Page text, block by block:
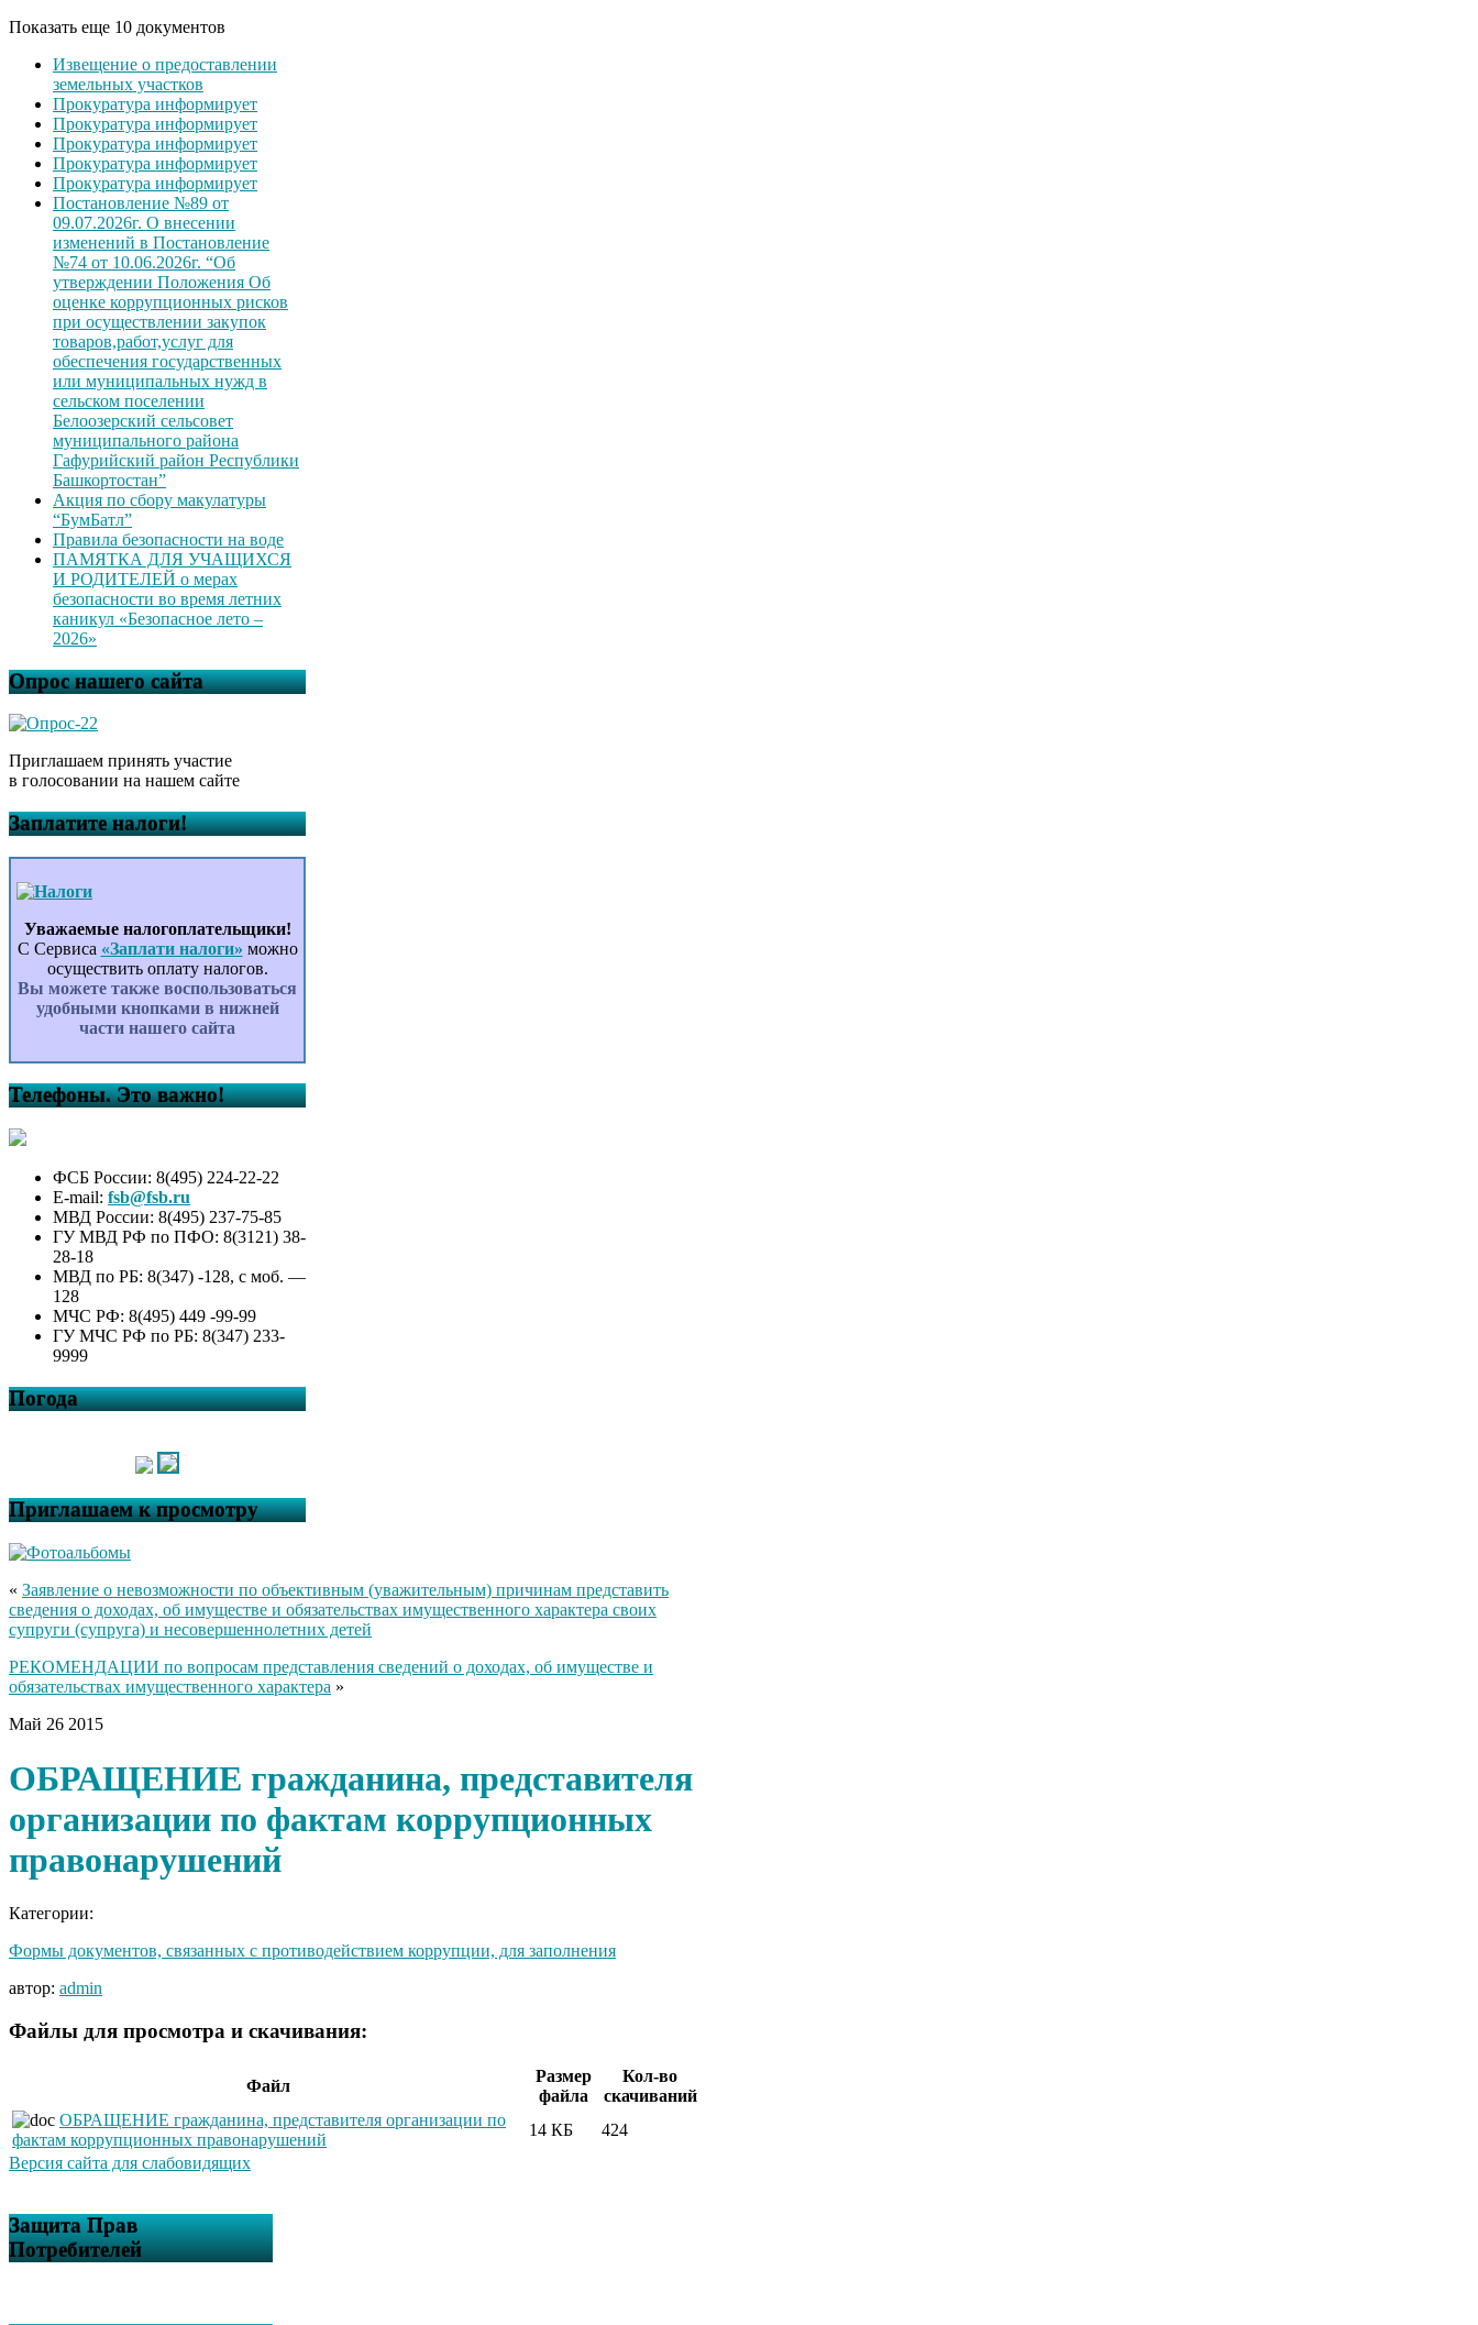
Показать еще 10 документов
Извещение о предоставлении
земельных участков
Прокуратура информирует
Прокуратура информирует
Прокуратура информирует
Прокуратура информирует
Прокуратура информирует
Постановление №89 от
09.07.2026г. О внесении
изменений в Постановление
№74 от 10.06.2026г. “Об
утверждении Положения Об
оценке коррупционных рисков
при осуществлении закупок
товаров,работ,услуг для
обеспечения государственных
или муниципальных нужд в
сельском поселении
Белоозерский сельсовет
муниципального района
Гафурийский район Республики
Башкортостан”
Акция по сбору макулатуры
“БумБатл”
Правила безопасности на воде
ПАМЯТКА ДЛЯ УЧАЩИХСЯ
И РОДИТЕЛЕЙ о мерах
безопасности во время летних
каникул «Безопасное лето –
2026»
Опрос нашего сайта
Приглашаем принять участие
в голосовании на нашем сайте
Заплатите налоги!
Уважаемые налогоплательщики!
С Сервиса «Заплати налоги» можно
осуществить оплату налогов.
Вы можете также воспользоваться
удобными кнопками в нижней
части нашего сайта
Телефоны. Это важно!
ФСБ России: 8(495) 224-22-22
E-mail: fsb@fsb.ru
МВД России: 8(495) 237-75-85
ГУ МВД РФ по ПФО: 8(3121) 38-
28-18
МВД по РБ: 8(347) -128, с моб. —
128
МЧС РФ: 8(495) 449 -99-99
ГУ МЧС РФ по РБ: 8(347) 233-
9999
Погода
Приглашаем к просмотру
« Заявление о невозможности по объективным (уважительным) причинам представить
сведения о доходах, об имуществе и обязательствах имущественного характера своих
супруги (супруга) и несовершеннолетних детей
РЕКОМЕНДАЦИИ по вопросам представления сведений о доходах, об имуществе и
обязательствах имущественного характера »
Май 26 2015
ОБРАЩЕНИЕ гражданина, представителя
организации по фактам коррупционных
правонарушений
Категории:
Формы документов, связанных с противодействием коррупции, для заполнения
автор: admin
Файлы для просмотра и скачивания:
Файл
Размер
файла
Кол-во
скачиваний
ОБРАЩЕНИЕ гражданина, представителя организации по
фактам коррупционных правонарушений
14 КБ
424
Версия сайта для слабовидящих
Защита Прав
Потребителей